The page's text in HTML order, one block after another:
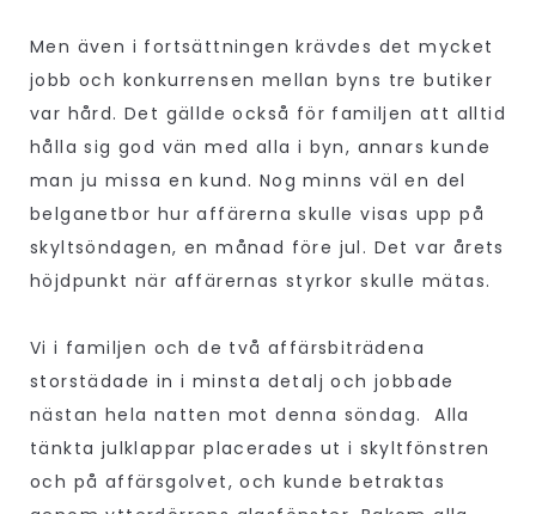
Men även i fortsättningen krävdes det mycket
jobb och konkurrensen mellan byns tre butiker
var hård. Det gällde också för familjen att alltid
hålla sig god vän med alla i byn, annars kunde
man ju missa en kund. Nog minns väl en del
belganetbor hur affärerna skulle visas upp på
skyltsöndagen, en månad före jul. Det var årets
höjdpunkt när affärernas styrkor skulle mätas.
Vi i familjen och de två affärsbiträdena
storstädade in i minsta detalj och jobbade
nästan hela natten mot denna söndag. Alla
tänkta julklappar placerades ut i skyltfönstren
och på affärsgolvet, och kunde betraktas